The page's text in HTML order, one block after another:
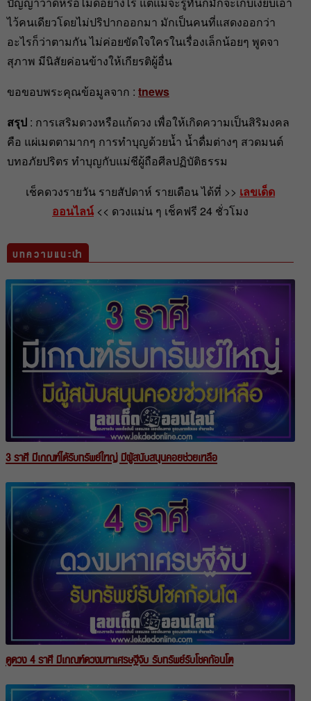
ไว้คนเดียวโดยไม่ปริปากออกมา มักเป็นคนที่แสดงออกว่า
อะไรก็ว่าตามกัน ไม่ค่อยขัดใจใครในเรื่องเล็กน้อยๆ พูดจา
สุภาพ มีนิสัยค่อนข้างให้เกียรติผู้อื่น
ขอขอบพระคุณข้อมูลจาก : tnews
สรุป : การเสริมดวงหรือแก้ดวง เพื่อให้เกิดความเป็นสิริมงคล
คือ แผ่เมตตามากๆ การทำบุญด้วยน้ำ น้ำดื่มต่างๆ สวดมนต์
บทอภัยปริตร ทำบุญกับแม่ชีผู้ถือศีลปฏิบัติธรรม
เช็คดวงรายวัน รายสัปดาห์ รายเดือน ได้ที่ >> เลขเด็ด
ออนไลน์ << ดวงแม่น ๆ เช็คฟรี 24 ชั่วโมง
บทความแนะนำ
3 ราศี มีเกณฑ์ได้รับทรัพย์ใหญ่ มีผู้สนับสนุนคอยช่วยเหลือ
ดูดวง 4 ราศี มีเกณฑ์ดวงมหาเศรษฐีจับ รับทรัพย์รับโชคก้อนโต